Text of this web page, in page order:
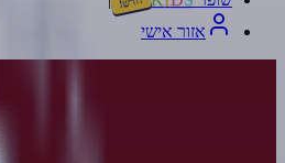
אזור אישי